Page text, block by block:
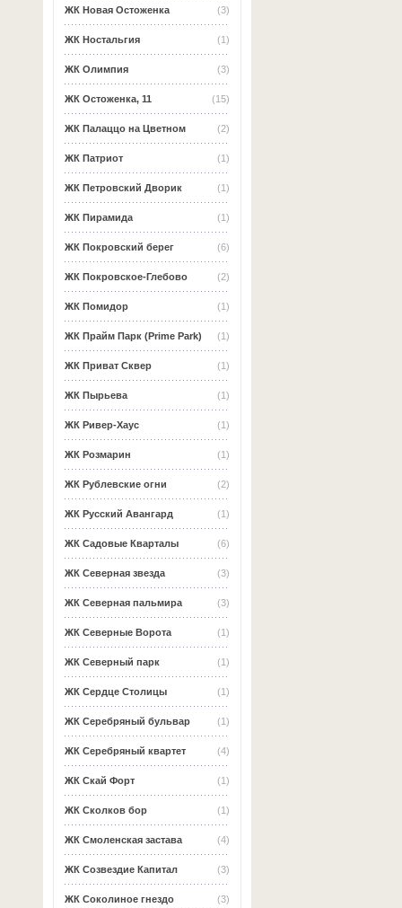
(3)
ЖК Новая Остоженка
(1)
ЖК Ностальгия
(3)
ЖК Олимпия
(15)
ЖК Остоженка, 11
(2)
ЖК Палаццо на Цветном
(1)
ЖК Патриот
(1)
ЖК Петровский Дворик
(1)
ЖК Пирамида
(6)
ЖК Покровский берег
(2)
ЖК Покровское-Глебово
(1)
ЖК Помидор
(1)
ЖК Прайм Парк (Prime Park)
(1)
ЖК Приват Сквер
(1)
ЖК Пырьева
(1)
ЖК Ривер-Хаус
(1)
ЖК Розмарин
(2)
ЖК Рублевские огни
(1)
ЖК Русский Авангард
(6)
ЖК Садовые Кварталы
(3)
ЖК Северная звезда
(3)
ЖК Северная пальмира
(1)
ЖК Северные Ворота
(1)
ЖК Северный парк
(1)
ЖК Сердце Столицы
(1)
ЖК Серебряный бульвар
(4)
ЖК Серебряный квартет
(1)
ЖК Скай Форт
(1)
ЖК Сколков бор
(4)
ЖК Смоленская застава
(3)
ЖК Созвездие Капитал
(3)
ЖК Соколиное гнездо